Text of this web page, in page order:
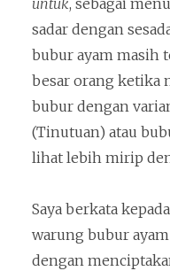
untuk, sebagai
sadar dengan
bubur ayam masih
besar orang ketika
bubur dengan
(Tinutuan) atau
lihat lebih mirip
Saya berkata
warung bubur
dengan